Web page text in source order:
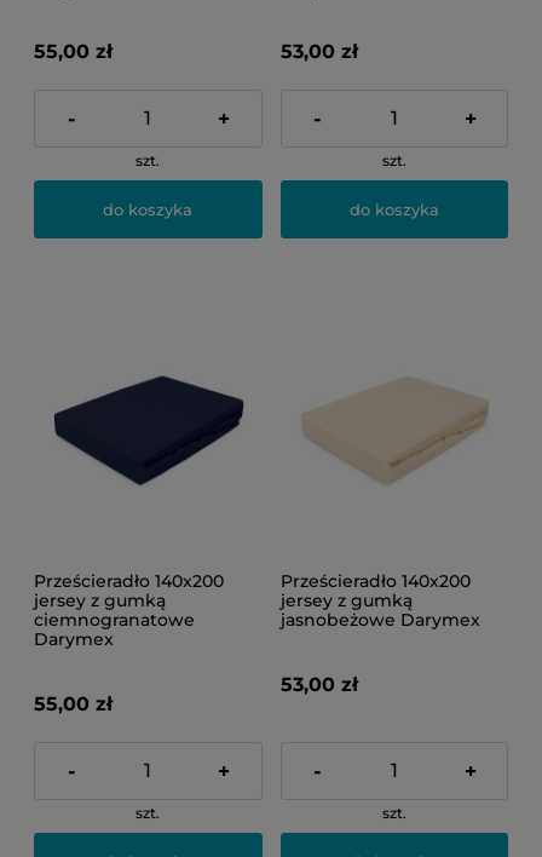
55,00 zł
- +
szt.
do koszyka
53,00 zł
- +
szt.
do koszyka
Prześcieradło 140x200
jersey z gumką
ciemnogranatowe
Darymex
55,00 zł
- +
szt.
Prześcieradło 140x200
jersey z gumką
jasnobeżowe Darymex
53,00 zł
- +
szt.